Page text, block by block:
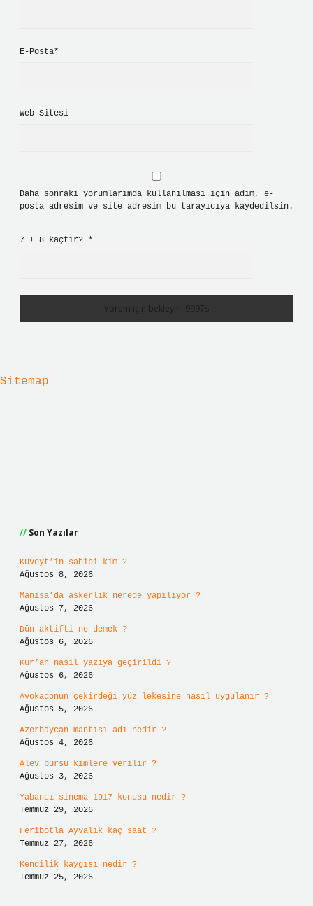
E-Posta*
Web Sitesi
Daha sonraki yorumlarımda kullanılması için adım, e-
posta adresim ve site adresim bu tarayıcıya kaydedilsin.
7 + 8 kaçtır? *
Sitemap
Son Yazılar
Kuveyt’in sahibi kim ?
Ağustos 8, 2026
Manisa’da askerlik nerede yapılıyor ?
Ağustos 7, 2026
Dün aktifti ne demek ?
Ağustos 6, 2026
Kur’an nasıl yazıya geçirildi ?
Ağustos 6, 2026
Avokadonun çekirdeği yüz lekesine nasıl uygulanır ?
Ağustos 5, 2026
Azerbaycan mantısı adı nedir ?
Ağustos 4, 2026
Alev bursu kimlere verilir ?
Ağustos 3, 2026
Yabancı sinema 1917 konusu nedir ?
Temmuz 29, 2026
Feribotla Ayvalık kaç saat ?
Temmuz 27, 2026
Kendilik kaygısı nedir ?
Temmuz 25, 2026